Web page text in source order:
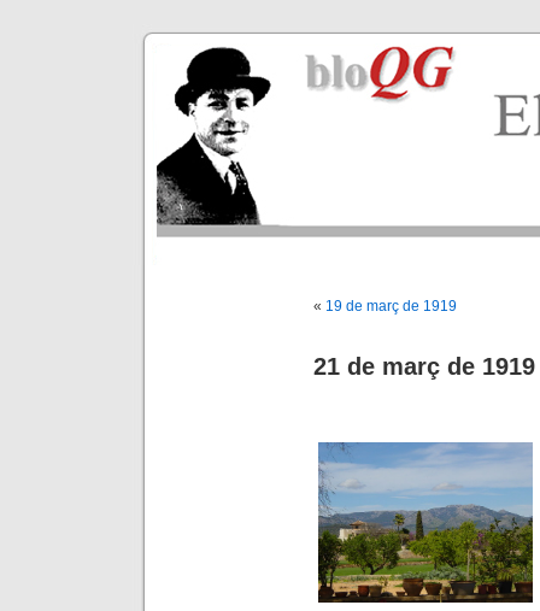
« 19 de març de 1919
21 de març de 1919